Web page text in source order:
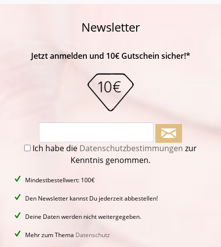
Newsletter
Jetzt anmelden und 10€ Gutschein sicher!*
Ich habe die Datenschutzbestimmungen zur
Kenntnis genommen.
Mindestbestellwert: 100€
Den Newsletter kannst Du jederzeit abbestellen!
Deine Daten werden nicht weitergegeben.
Mehr zum Thema Datenschutz